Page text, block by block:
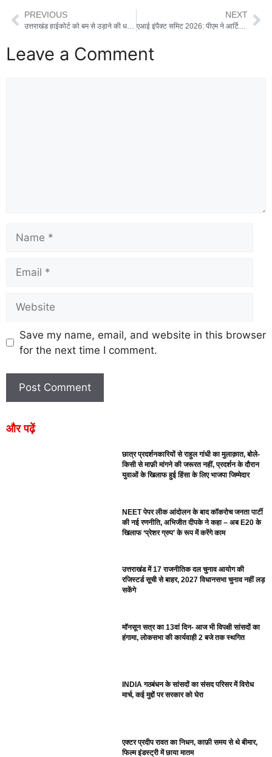
PREVIOUS NEXT
एआई इंपैक्ट समिट 2026: पीएम ने आर्टिफिशियल इंटेलिजेंस के लिए भारत के बड़े ‘MANAV विजन’ को किया पेश
Leave a Comment
Save my name, email, and website in this browser
for the next time I comment.
और पढ़ें
छात्र प्रदर्शनकारियों से राहुल गांधी का मुलाक़ात, बोले-
किसी से माफ़ी मांगने की जरूरत नहीं, प्रदर्शन के दौरान
युवाओं के खिलाफ हुई हिंसा के लिए भाजपा जिम्मेदार
NEET पेपर लीक आंदोलन के बाद कॉकरोच जनता पार्टी
की नई रणनीति, अभिजीत दीपके ने कहा – अब E20 के
खिलाफ ‘प्रेशर ग्रुप’ के रूप में करेंगे काम
उत्तराखंड में 17 राजनीतिक दल चुनाव आयोग की
रजिस्टर्ड सूची से बाहर, 2027 विधानसभा चुनाव नहीं लड़
सकेंगे
मॉनसून सत्र का 13वां दिन- आज भी विपक्षी सांसदों का
हंगामा, लोकसभा की कार्यवाही 2 बजे तक स्थगित
INDIA गठबंधन के सांसदों का संसद परिसर में विरोध
मार्च, कई मुद्दों पर सरकार को घेरा
एक्टर प्रदीप रावत का निधन, काफ़ी समय से थे बीमार,
फिल्म इंडस्ट्री में छाया मातम